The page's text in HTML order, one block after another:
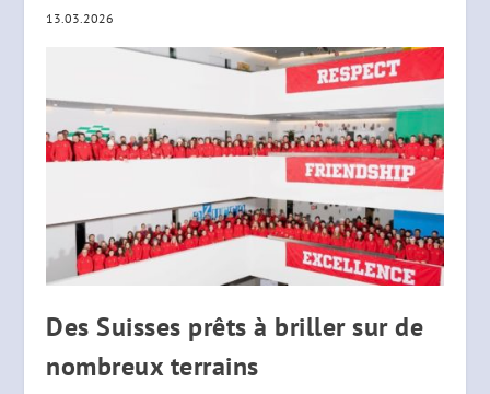
13.03.2026
Des Suisses prêts à briller sur de
nombreux terrains